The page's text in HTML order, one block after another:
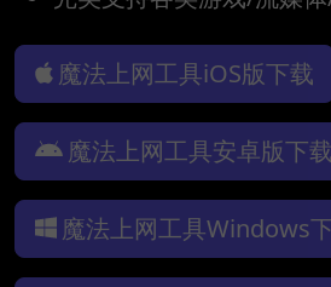
魔法上网工具iOS版下载
魔法上网工具安卓版下载
魔法上网工具Windows